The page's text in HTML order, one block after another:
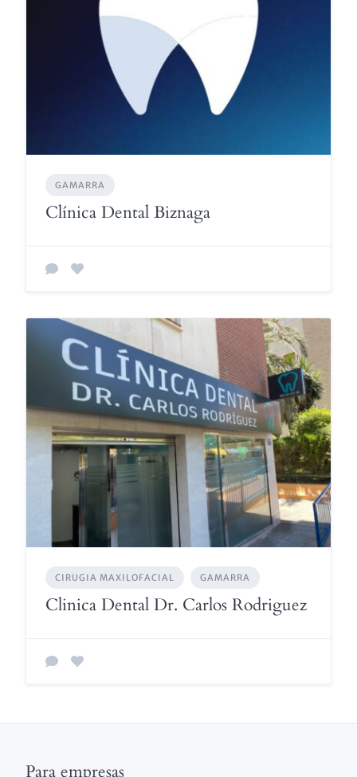
GAMARRA
Clínica Dental Biznaga
CIRUGIA MAXILOFACIAL GAMARRA
Clinica Dental Dr. Carlos Rodriguez
Para empresas